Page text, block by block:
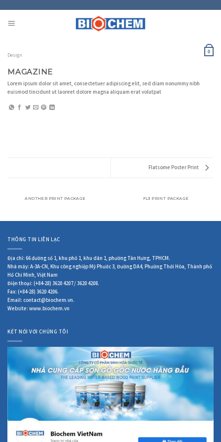
to
content
0
Design
MAGAZINE
Lorem ipsum dolor sit amet, consectetuer adipiscing elit, sed diam nonummy nibh
euismod tincidunt ut laoreet dolore magna aliquam erat volutpat
Flatsome Poster Print
ANOTHER PRINT PACKAGE FL3 PRINT PACKAGE
THÔNG TIN LIÊN LẠC
Địa chỉ: 66 đường số 1, khu phố 1, khu dân 1, phường Tân Hưng, TPHCM.
Nhà máy: A-3A-CN, Khu công nghiệp Mỹ Phước 3, Đường DA4, Phường Thới Hòa, Thành phố
Hồ Chi Minh, Việt Nam
Điện thoại: (+84-28) 3620 4207 / 3620 4208.
Fax: (+84-28) 3620 4206.
Email: contact@biochem.vn.
Website: www.biochem.vn
KẾT NỐI VỚI CHÚNG TÔI